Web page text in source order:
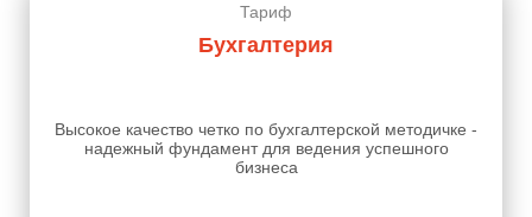
Тариф
Бухгалтерия
Высокое качество четко по бухгалтерской методичке -
надежный фундамент для ведения успешного
бизнеса